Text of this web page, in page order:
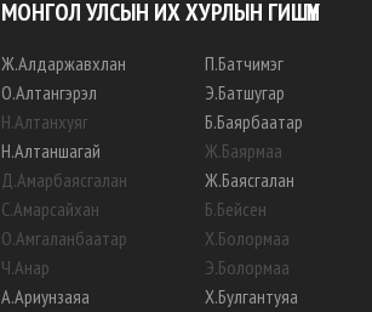
МОНГОЛ УЛСЫН ИХ ХУРЛЫН ГИШҮҮН
Ж.Алдаржавхлан
О.Алтангэрэл
Н.Алтанхуяг
Н.Алтаншагай
Д.Амарбаясгалан
С.Амарсайхан
О.Амгаланбаатар
Ч.Анар
А.Ариунзаяа
П.Батчимэг
Э.Батшугар
Б.Баярбаатар
Ж.Баярмаа
Ж.Баясгалан
Б.Бейсен
Х.Болормаа
Э.Болормаа
Х.Булгантуяа